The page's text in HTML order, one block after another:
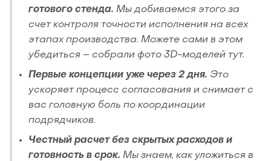
готового стенда. Мы добиваемся этого за
счет контроля точности исполнения на всех
этапах производства. Можете сами в этом
убедиться – собрали фото 3D-моделей тут.
Первые концепции уже через 2 дня. Это
ускоряет процесс согласования и снимает с
вас головную боль по координации
подрядчиков.
Честный расчет без скрытых расходов и
готовность в срок. Мы знаем, как уложиться в